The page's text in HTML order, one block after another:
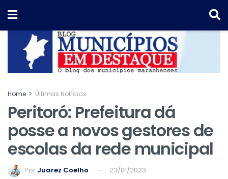
Home Últimas Notícias
Peritoró: Prefeitura dá
posse a novos gestores de
escolas da rede municipal
Por Juarez Coelho 23/01/2023